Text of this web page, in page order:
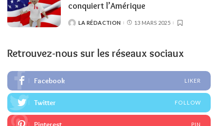
conquiert l’Amérique
POSTED
LA RÉDACTION 13 MARS 2025
Retrouvez-nous sur les réseaux sociaux
Facebook LIKER
Twitter FOLLOW
PIN